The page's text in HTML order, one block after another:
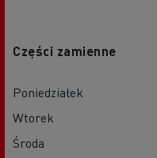
Części zamienne
Poniedziałek
Wtorek
Środa